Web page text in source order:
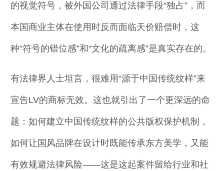
的视觉符号，被外国公司通过法律手段“独占”，而
本国商业主体在使用时反而面临天价赔偿时，这
种“符号的错位感”和“文化的疏离感”是真实存在的。
有法律界人士坦言，很难用“源于中国传统纹样”来
宣告LV的商标无效。这也就引出了一个更深远的命
题：如何建立中国传统纹样的公共版权保护机制，
如何让国风品牌在设计时既能传承东方美学，又能
有效规避法律风险——这是这起案件留给行业和社